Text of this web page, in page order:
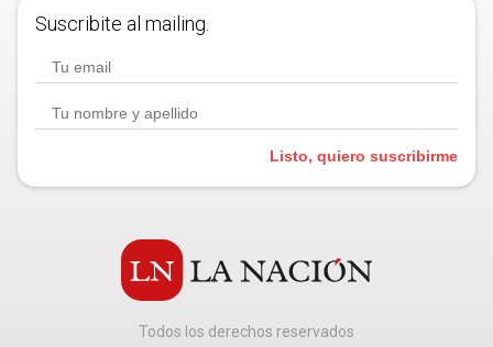
Suscribite al mailing.
Listo, quiero suscribirme
Todos los derechos reservados